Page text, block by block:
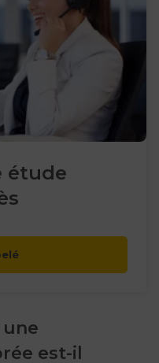
étude
est-il